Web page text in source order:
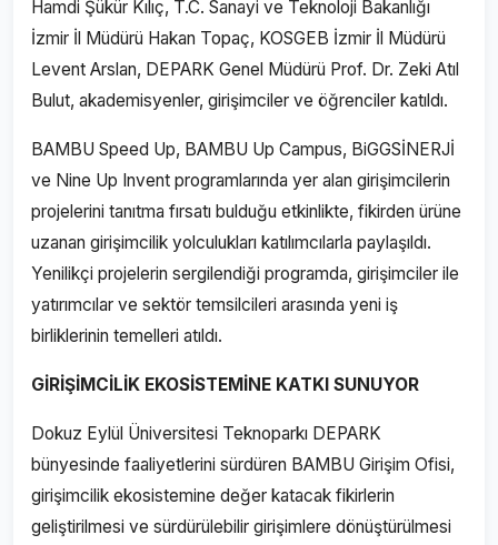
Hamdi Şükür Kılıç, T.C. Sanayi ve Teknoloji Bakanlığı
İzmir İl Müdürü Hakan Topaç, KOSGEB İzmir İl Müdürü
Levent Arslan, DEPARK Genel Müdürü Prof. Dr. Zeki Atıl
Bulut, akademisyenler, girişimciler ve öğrenciler katıldı.
BAMBU Speed Up, BAMBU Up Campus, BiGGSİNERJİ
ve Nine Up Invent programlarında yer alan girişimcilerin
projelerini tanıtma fırsatı bulduğu etkinlikte, fikirden ürüne
uzanan girişimcilik yolculukları katılımcılarla paylaşıldı.
Yenilikçi projelerin sergilendiği programda, girişimciler ile
yatırımcılar ve sektör temsilcileri arasında yeni iş
birliklerinin temelleri atıldı.
GİRİŞİMCİLİK EKOSİSTEMİNE KATKI SUNUYOR
Dokuz Eylül Üniversitesi Teknoparkı DEPARK
bünyesinde faaliyetlerini sürdüren BAMBU Girişim Ofisi,
girişimcilik ekosistemine değer katacak fikirlerin
geliştirilmesi ve sürdürülebilir girişimlere dönüştürülmesi